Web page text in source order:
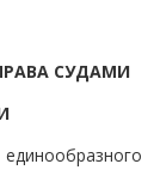
СУДАМИ